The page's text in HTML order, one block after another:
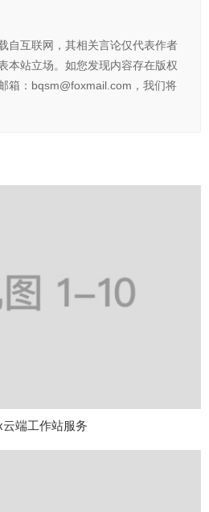
自互联网，其相关言论仅代表作者
本站立场。如您发现内容存在版权
箱：bqsm@foxmail.com，我们将
端工作站服务